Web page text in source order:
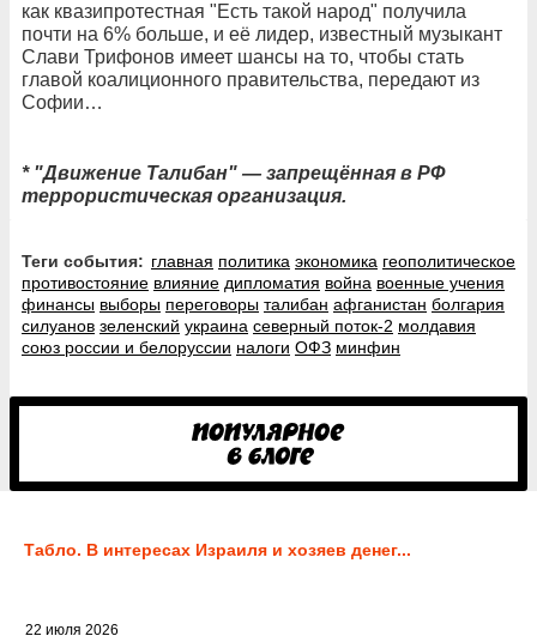
как квазипротестная "Есть такой народ" получила
почти на 6% больше, и её лидер, известный музыкант
Слави Трифонов имеет шансы на то, чтобы стать
главой коалиционного правительства, передают из
Софии…
* "Движение Талибан" — запрещённая в РФ
террористическая организация.
Теги события: главная политика экономика геополитическое
противостояние влияние дипломатия война военные учения
финансы выборы переговоры талибан афганистан болгария
силуанов зеленский украина северный поток-2 молдавия
союз россии и белоруссии налоги ОФЗ минфин
Табло. В интересах Израиля и хозяев денег...
22 июля 2026